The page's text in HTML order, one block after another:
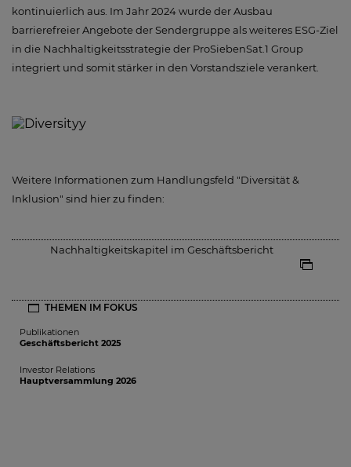
kontinuierlich aus. Im Jahr 2024 wurde der Ausbau
barrierefreier Angebote der Sendergruppe als weiteres ESG-Ziel
in die Nachhaltigkeitsstrategie der ProSiebenSat.1 Group
integriert und somit stärker in den Vorstandsziele verankert.
Weitere Informationen zum Handlungsfeld "Diversität &
Inklusion" sind hier zu finden:
Nachhaltigkeitskapitel im Geschäftsbericht
THEMEN IM FOKUS
Publikationen
Geschäftsbericht 2025
Investor Relations
Hauptversammlung 2026